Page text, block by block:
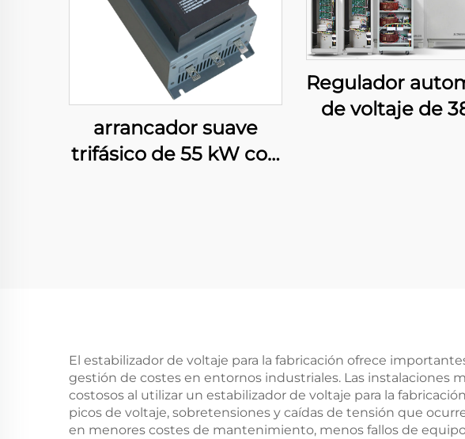
arrancador suave
trifásico de 55 kW con
Regulador
de voltaje de
El estabilizador de voltaje para la fabricación ofrece
gestión de costes en entornos industriales. Las
costosos al utilizar un estabilizador de voltaje para la
picos de voltaje, sobretensiones y caídas de tensión que
en menores costes de mantenimiento, menos fallos de